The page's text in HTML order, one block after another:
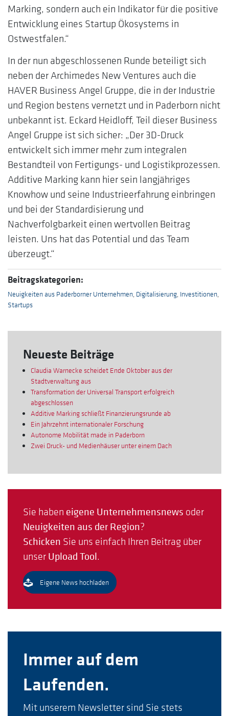
Marking, sondern auch ein Indikator für die positive
Entwicklung eines Startup Ökosystems in
Ostwestfalen.“
In der nun abgeschlossenen Runde beteiligt sich
neben der Archimedes New Ventures auch die
HAVER Business Angel Gruppe, die in der Industrie
und Region bestens vernetzt und in Paderborn nicht
unbekannt ist. Eckard Heidloff, Teil dieser Business
Angel Gruppe ist sich sicher: „Der 3D-Druck
entwickelt sich immer mehr zum integralen
Bestandteil von Fertigungs- und Logistikprozessen.
Additive Marking kann hier sein langjähriges
Knowhow und seine Industrieerfahrung einbringen
und bei der Standardisierung und
Nachverfolgbarkeit einen wertvollen Beitrag
leisten. Uns hat das Potential und das Team
überzeugt.“
Beitragskategorien:
Neuigkeiten aus Paderborner Unternehmen, Digitalisierung, Investitionen,
Startups
Neueste Beiträge
Claudia Warnecke scheidet Ende Oktober aus der
Stadtverwaltung aus
Transformation der Universal Transport erfolgreich
abgeschlossen
Additive Marking schließt Finanzierungsrunde ab
Ein Jahrzehnt internationaler Forschung
Autonome Mobilität made in Paderborn
Zwei Druck- und Medienhäuser unter einem Dach
Sie haben eigene Unternehmensnews oder
Neuigkeiten aus der Region?
Schicken Sie uns einfach Ihren Beitrag über
unser Upload Tool.
Eigene News hochladen
Immer auf dem
Laufenden.
Mit unserem Newsletter sind Sie stets